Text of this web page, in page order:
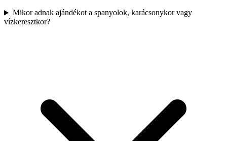
Mikor adnak ajándékot a spanyolok, karácsonykor vagy
vízkeresztkor?